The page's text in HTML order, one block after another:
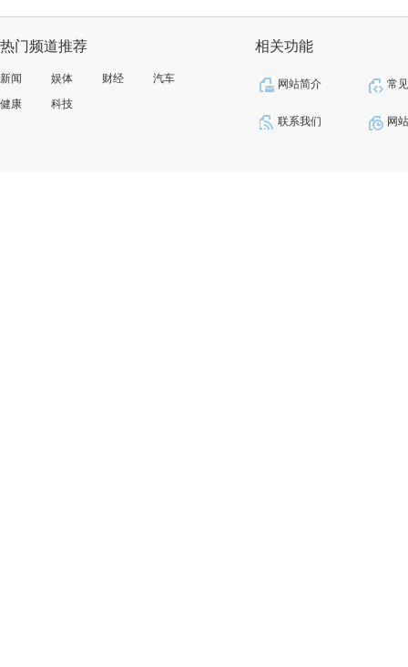
热门频道推荐
新闻 娱体 财经
汽车
健康
科技
相关功能
网站简介 常
联系我们 网